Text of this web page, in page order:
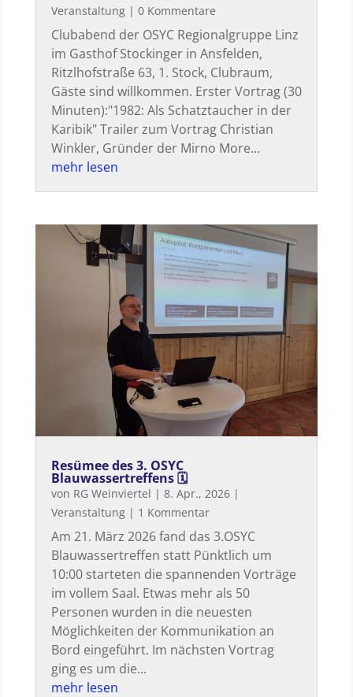
Veranstaltung| 0 Kommentare
Clubabend der OSYC Regionalgruppe Linz
im Gasthof Stockinger in Ansfelden,
Ritzlhofstraße 63, 1. Stock, Clubraum,
Gäste sind willkommen. Erster Vortrag (30
Minuten):"1982: Als Schatztaucher in der
Karibik" Trailer zum Vortrag Christian
Winkler, Gründer der Mirno More...
mehr lesen
Resümee des 3. OSYC
Blauwassertreffens 🗓
von RG Weinviertel | 8. Apr., 2026|
Veranstaltung| 1 Kommentar
Am 21. März 2026 fand das 3.OSYC
Blauwassertreffen statt Pünktlich um
10:00 starteten die spannenden Vorträge
im vollem Saal. Etwas mehr als 50
Personen wurden in die neuesten
Möglichkeiten der Kommunikation an
Bord eingeführt. Im nächsten Vortrag
ging es um die...
mehr lesen